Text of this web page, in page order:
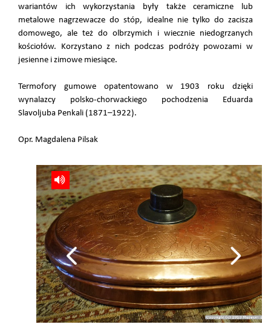
wariantów ich wykorzystania były także ceramiczne lub
metalowe nagrzewacze do stóp, idealne nie tylko do zacisza
domowego, ale też do olbrzymich i wiecznie niedogrzanych
kościołów. Korzystano z nich podczas podróży powozami w
jesienne i zimowe miesiące.
Termofory gumowe opatentowano w 1903 roku dzięki
wynalazcy polsko-chorwackiego pochodzenia Eduarda
Slavoljuba Penkali (1871–1922).
Opr. Magdalena Pilsak